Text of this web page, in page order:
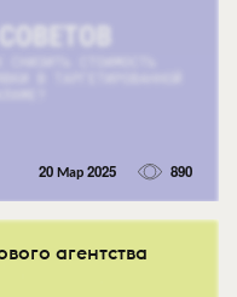
20 Мар 2025 890
агентства